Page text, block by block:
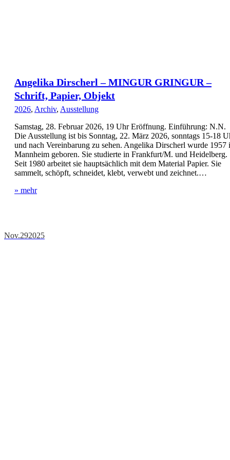
Angelika Dirscherl – MINGUR GRINGUR –
Schrift, Papier, Objekt
2026, Archiv, Ausstellung
Samstag, 28. Februar 2026, 19 Uhr Eröffnung. Einführung: N.N.
Die Ausstellung ist bis Sonntag, 22. März 2026, sonntags 15-18
und nach Vereinbarung zu sehen. Angelika Dirscherl wurde 1957
Mannheim geboren. Sie studierte in Frankfurt/M. und Heidelberg.
Seit 1980 arbeitet sie hauptsächlich mit dem Material Papier. Sie
sammelt, schöpft, schneidet, klebt, verwebt und zeichnet.…
» mehr
Nov.292025